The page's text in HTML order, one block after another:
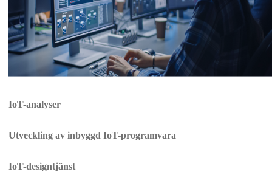
IoT-analyser
driftseffektivitet, förebygger fel på utrustning och avslöjar dolda
tillväxtmöjligheter innan dina konkurrenter ens märker det.
Utveckling av inbyggd IoT-programvara
Från smarta hem till fabriksgolv - våra inbäddade lösningar säkerställer
felfri dataöverföring med nolltolerans för förseningar.
IoT-designtjänst